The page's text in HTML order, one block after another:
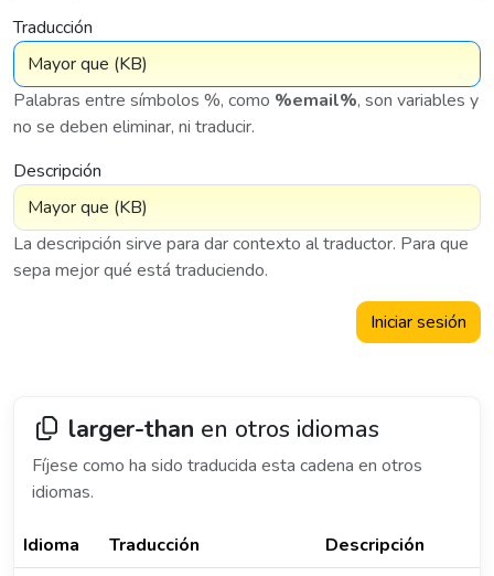
Traducción
Palabras entre símbolos %, como %email%, son variables y
no se deben eliminar, ni traducir.
Descripción
La descripción sirve para dar contexto al traductor. Para que
sepa mejor qué está traduciendo.
Iniciar sesión
larger-than en otros idiomas
Fíjese como ha sido traducida esta cadena en otros
idiomas.
Idioma Traducción
Descripción